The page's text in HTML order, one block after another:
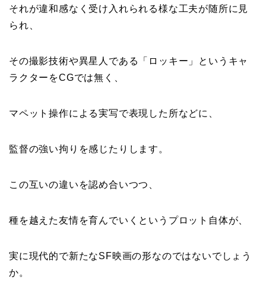
それが違和感なく受け入れられる様な工夫が随所に見
られ、
その撮影技術や異星人である「ロッキー」というキャ
ラクターをCGでは無く、
マペット操作による実写で表現した所などに、
監督の強い拘りを感じたりします。
この互いの違いを認め合いつつ、
種を越えた友情を育んでいくというプロット自体が、
実に現代的で新たなSF映画の形なのではないでしょう
か。